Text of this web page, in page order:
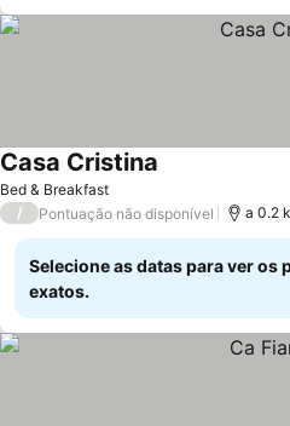
Bed & Breakfast
Casa Cristina
/ Pontuação não disponível a 0.2
Selecione as datas para ver os
exatos.